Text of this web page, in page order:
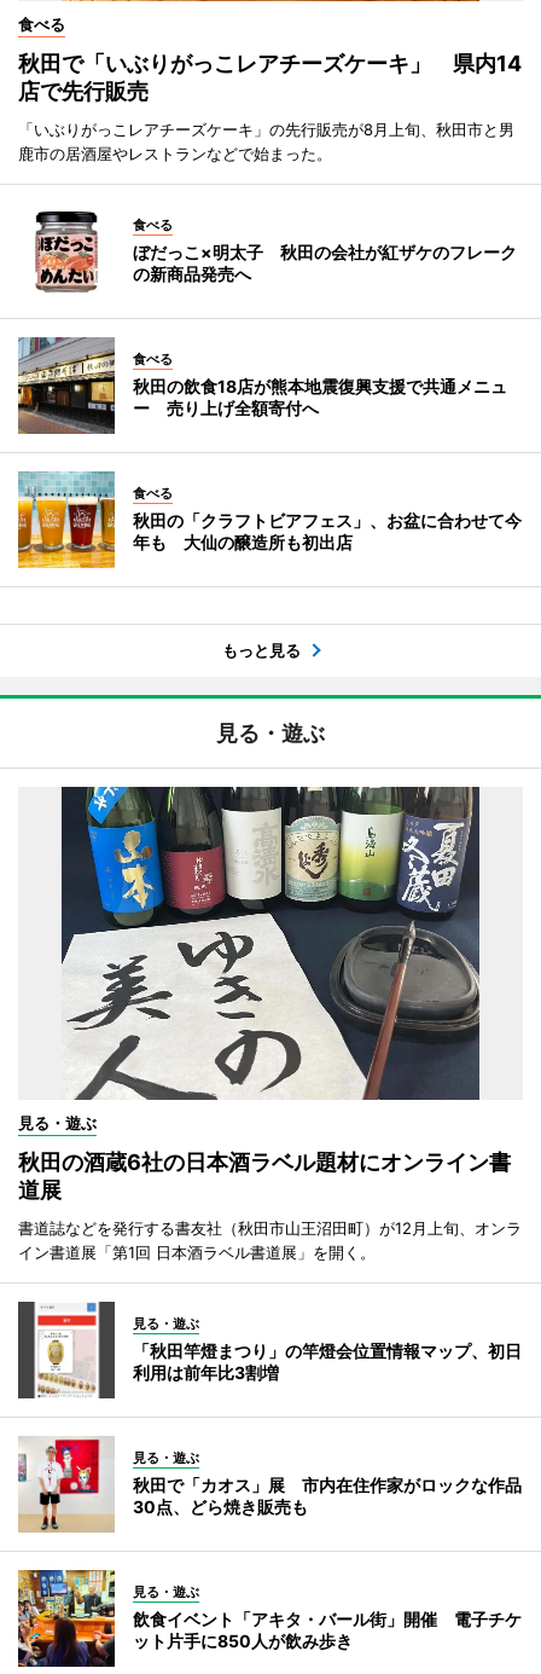
食べる
秋田で「いぶりがっこレアチーズケーキ」 県内14
店で先行販売
「いぶりがっこレアチーズケーキ」の先行販売が8月上旬、秋田市と男
鹿市の居酒屋やレストランなどで始まった。
食べる
ぼだっこ×明太子 秋田の会社が紅ザケのフレーク
の新商品発売へ
食べる
秋田の飲食18店が熊本地震復興支援で共通メニュ
ー 売り上げ全額寄付へ
食べる
秋田の「クラフトビアフェス」、お盆に合わせて今
年も 大仙の醸造所も初出店
もっと見る
見る・遊ぶ
見る・遊ぶ
秋田の酒蔵6社の日本酒ラベル題材にオンライン書
道展
書道誌などを発行する書友社（秋田市山王沼田町）が12月上旬、オンラ
イン書道展「第1回 日本酒ラベル書道展」を開く。
見る・遊ぶ
「秋田竿燈まつり」の竿燈会位置情報マップ、初日
利用は前年比3割増
見る・遊ぶ
秋田で「カオス」展 市内在住作家がロックな作品
30点、どら焼き販売も
見る・遊ぶ
飲食イベント「アキタ・バール街」開催 電子チケ
ット片手に850人が飲み歩き